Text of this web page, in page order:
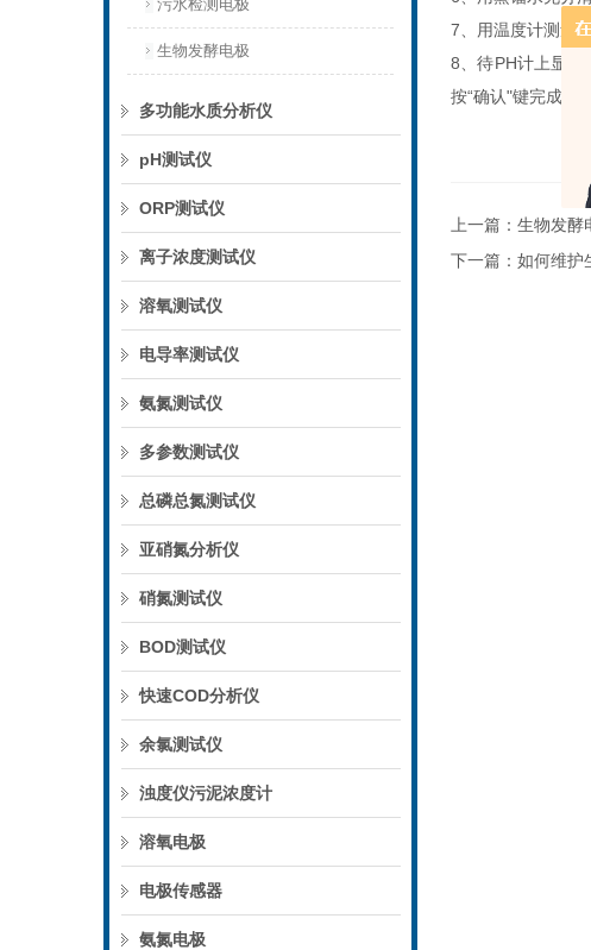
污水检测电极
生物发酵电极
多功能水质分析仪
pH测试仪
ORP测试仪
离子浓度测试仪
溶氧测试仪
电导率测试仪
氨氮测试仪
多参数测试仪
总磷总氮测试仪
亚硝氮分析仪
硝氮测试仪
BOD测试仪
快速COD分析仪
余氯测试仪
浊度仪污泥浓度计
溶氧电极
电极传感器
氨氮电极
7 、用温度计测量
8 、待PH计上显示
按“确认"键完成二
上一篇： 生物发酵
下一篇： 如何维护